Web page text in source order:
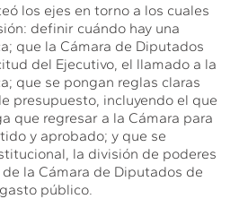
los ejes en torno a los cuales
definir cuándo hay una
que la Cámara de Diputados
del Ejecutivo, el llamado a la
que se pongan reglas claras
presupuesto, incluyendo el que
que regresar a la Cámara para
y aprobado; y que se
la división de poderes
la Cámara de Diputados de
público.